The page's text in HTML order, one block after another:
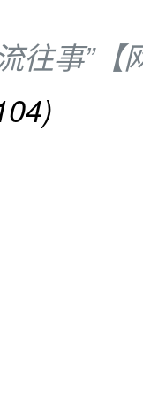
往事”【